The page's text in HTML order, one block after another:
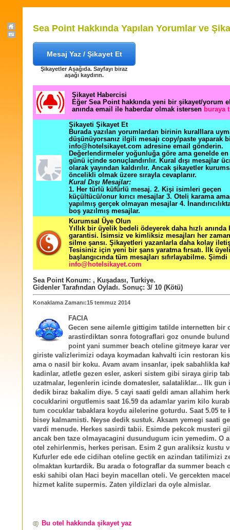
Sea Point Hakkında Yapılan Yorumlar ve
Mesaj Yaz / Şikayet Et
Şikayetler Aşağıda. Sayfayı biraz
aşağı kaydırın.
Şikayet Habercisi
Eğer Sea Point hakkında yeni bir şikayet/yorum
anında email ile haberdar olmak istersen buraya
Şikayeti Şikayet Et
Burada yazılan yorumlardan birinin kuralllara
düşünüyorsanız ilgili mesajı copy/paste yaparak
info@hotelsikayet.com adresine email gönderin.
Değerlendirmeler yoğunluğa göre ama genelde
günü içinde sonuçlandırılır. Kural dışı mesajlar
olarak yayından kaldırılır. Ancak şikayetler
öncelikli olmak üzere sırayla cevaplanır.
Kural Dışı Mesajlar:
1. Her türlü küfürlü mesaj. 2. Kişi isimleri geçen
küçültücü/onur kırıcı mesajlar 3. Oteli karama
yapılmış gerçek olmayan mesajlar 4.
boş yazılmış mesajlar.
Kurumsal Üye Olun
Yıllık bir üyelik bedeli ödeyerek daha hızlı
garantisi. İsimsiz ve kimliksiz mesajları her zaman
silme şansı. Şikayetleri yazanlarla daha kolay
Tesisiniz için yeni bir şans yaratma fırsatı. İlk
başlangıcında tüm mesajları sıfırlayabilme. Şimdi
info@hotelsikayet.com
Sea PointKonum: , Kuşadası, Turkiye.
Gidenler Tarafından Oyladı. Sonuç: 3/ 10 (Kötü)
Konaklama Zamanı:15 temmuz 2014
FACIA
Gecen sene ailemle gittigim tatilde internetten bir
arastirdiktan sonra fotograflari goz onunde
point yani summer beach oteline gitmeye karar
giriste valizlerimizi odaya koymadan kahvalti icin restoran
ama o nasil bir koku. Avam avam insanlar, ipek sabahlikla
kadinlar, atletle gezen esler, askeri sistem gibi siraya girip
uzatmalar, legenlerin icinde domatesler, salataliklar... Ilk gun
dedik biraz bakalim diye. 5 cayi saati geldi aman allahim
cocuklarini orgutlemis saat 16.59 da adamlar yarim kilo
tum cocuklar tabaklara koydu ailelerine goturdu. Saat 5.05 te
bisey kalmamisti. Neyse dedik sustuk. Aksam yemegi saati
vardi menude. Herkes sasirdi tabii. Esimde pekcok musteri
ancak ben taze olmayacagini dusundugum icin yemedim. O
otel zehirlenmis, herkes perisan. Esim 2 gun araliksiz kustu
Kufurler ede ede cidihan oteline gectik en azindan tatilimizi
olmaktan kurtardik. Bu arada o fotograflar da summer beach
eski sahibi olan Haci beyin macellan oteli. Ve gercekten
hizmet kalite supermis. Zaten yildizlari da oyle almislar.
Bu otel hakkında şikayet yaz